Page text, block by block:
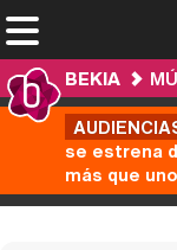
BEKIA
se estrena
más que